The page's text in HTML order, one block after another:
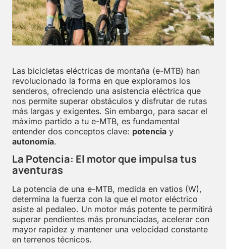
Las bicicletas eléctricas de montaña (e-MTB) han
revolucionado la forma en que exploramos los
senderos, ofreciendo una asistencia eléctrica que
nos permite superar obstáculos y disfrutar de rutas
más largas y exigentes. Sin embargo, para sacar el
máximo partido a tu e-MTB, es fundamental
entender dos conceptos clave: potencia y
autonomía.
La Potencia: El motor que impulsa tus
aventuras
La potencia de una e-MTB, medida en vatios (W),
determina la fuerza con la que el motor eléctrico
asiste al pedaleo. Un motor más potente te permitirá
superar pendientes más pronunciadas, acelerar con
mayor rapidez y mantener una velocidad constante
en terrenos técnicos.